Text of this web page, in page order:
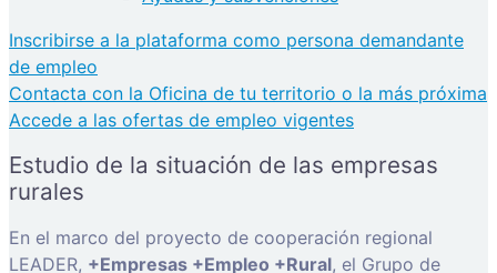
Inscribirse a la plataforma como persona demandante
de empleo
Contacta con la Oficina de tu territorio o la más próxima
Accede a las ofertas de empleo vigentes
Estudio de la situación de las empresas
rurales
En el marco del proyecto de cooperación regional
LEADER, +Empresas +Empleo +Rural, el Grupo de